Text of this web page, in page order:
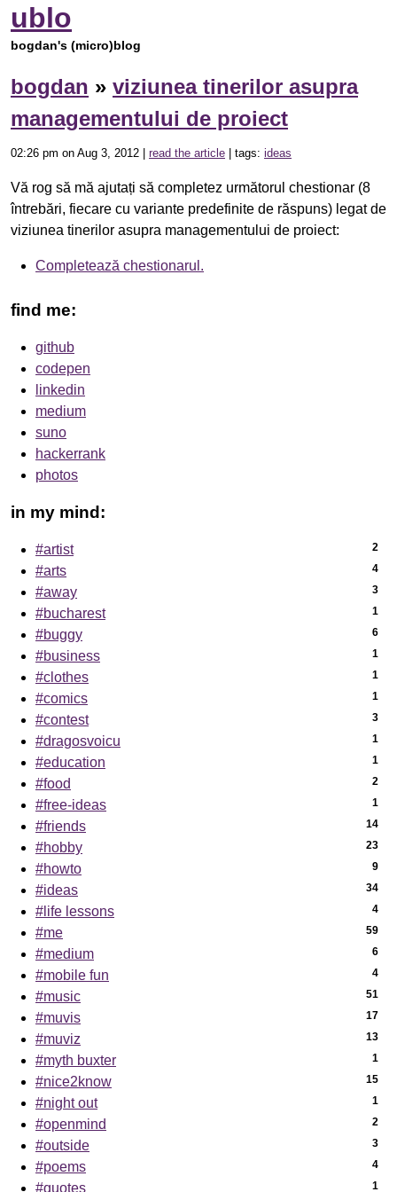
ublo
bogdan's (micro)blog
bogdan » viziunea tinerilor asupra
managementului de proiect
02:26 pm on Aug 3, 2012 | read the article | tags: ideas
Vă rog să mă ajutați să completez următorul chestionar (8
întrebări, fiecare cu variante predefinite de răspuns) legat de
viziunea tinerilor asupra managementului de proiect:
Completează chestionarul.
find me:
github
codepen
linkedin
medium
suno
hackerrank
photos
in my mind:
#artist 2
#arts 4
#away 3
#bucharest 1
#buggy 6
#business 1
#clothes 1
#comics 1
#contest 3
#dragosvoicu 1
#education 1
#food 2
#free-ideas 1
#friends 14
#hobby 23
#howto 9
#ideas 34
#life lessons 4
#me 59
#medium 6
#mobile fun 4
#music 51
#muvis 17
#muviz 13
#myth buxter 1
#nice2know 15
#night out 1
#openmind 2
#outside 3
#poems 4
#quotes 1